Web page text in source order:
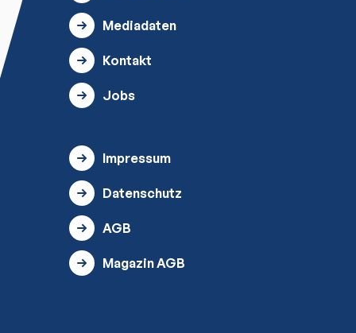
Mediadaten
Kontakt
Jobs
Impressum
Datenschutz
AGB
Magazin AGB